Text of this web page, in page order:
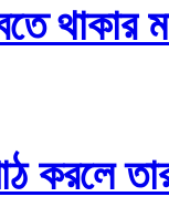
থাকার
করলে